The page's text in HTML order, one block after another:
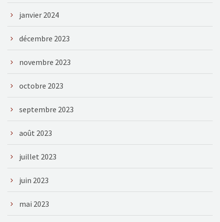
janvier 2024
décembre 2023
novembre 2023
octobre 2023
septembre 2023
août 2023
juillet 2023
juin 2023
mai 2023